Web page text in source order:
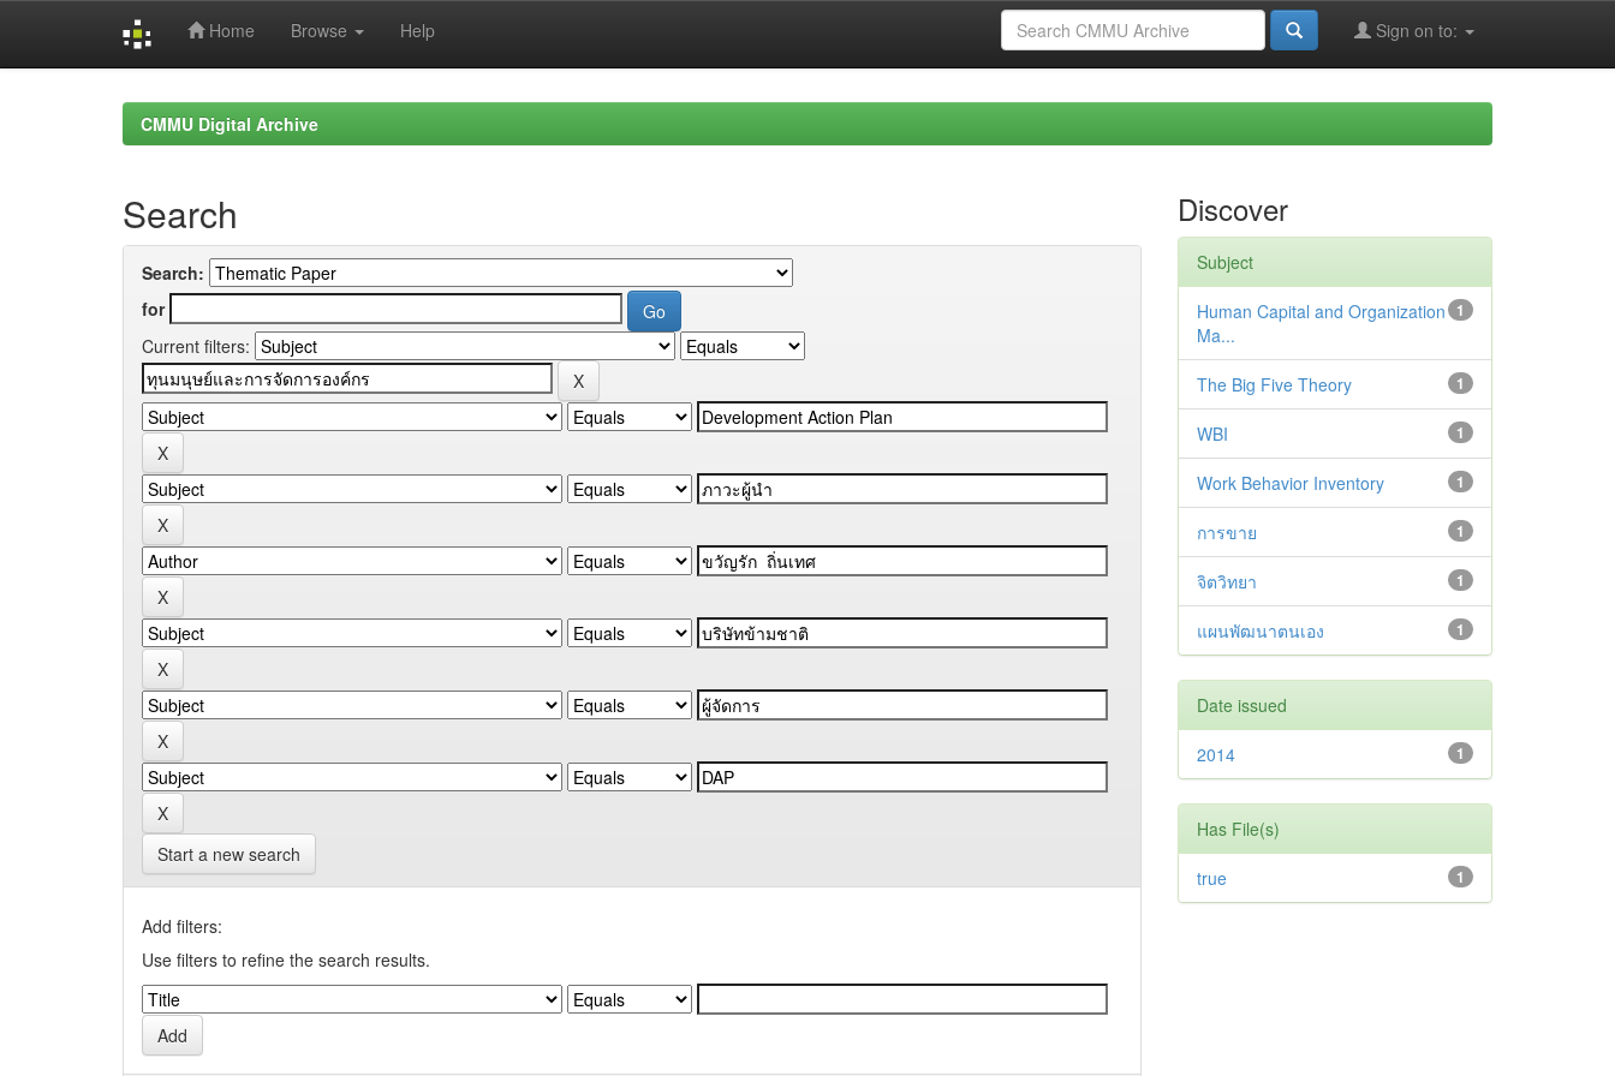
Home Browse Help Sign on to:
CMMU Digital Archive
Search
Search:
for
Current filters:
Start a new search
Add filters:
Use filters to refine the search results.
Discover
Subject
1
Human Capital and Organization
Ma...
1
The Big Five Theory
1
WBI
1
Work Behavior Inventory
1
การขาย
1
จิตวิทยา
1
แผนพัฒนาตนเอง
Date issued
1
2014
Has File(s)
1
true